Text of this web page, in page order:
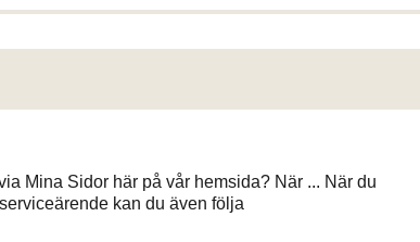
Mina Sidor här på vår hemsida? När ... När du
kan du även följa